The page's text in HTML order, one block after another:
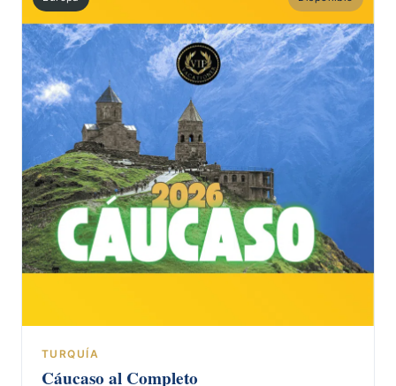
TURQUÍA
Cáucaso al Completo